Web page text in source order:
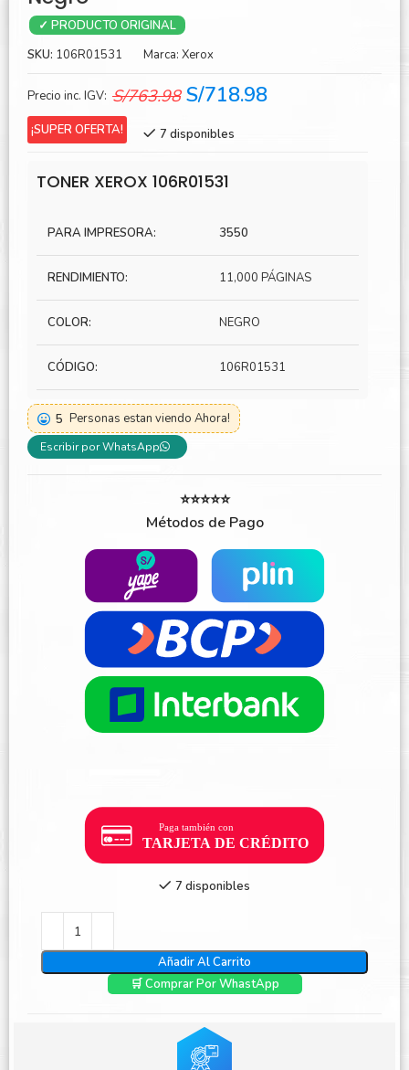
✓ PRODUCTO ORIGINAL
SKU: 106R01531 Marca: Xerox
Precio inc. IGV: S/763.98 El
original
S/763.98.
S/718.98El
¡SUPER OFERTA! 7 disponibles
TONER XEROX 106R01531
PARA IMPRESORA: 3550
RENDIMIENTO: 11,000 PÁGINAS
COLOR: NEGRO
CÓDIGO: 106R01531
5 Personas estan viendo Ahora!
Escribir por WhatsApp
⭐⭐⭐⭐⭐
Métodos de Pago
7 disponibles
Añadir Al Carrito
🛒 Comprar Por WhastApp